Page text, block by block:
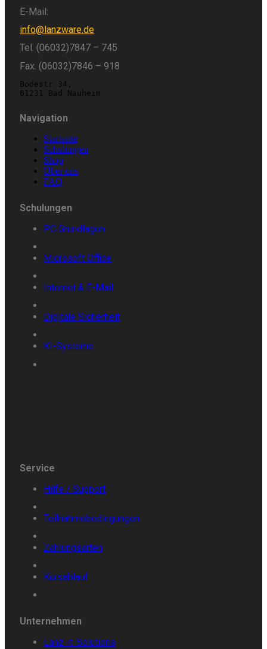
E-Mail:
info@lanzware.de
Tel. (06032)7847 – 745
Fax. (06032)7846 – 918
Bodestr 34,
61231 Bad Nauheim
Navigation
Startseite
Schulungen
Shop
Über uns
FAQ
Schulungen
PC Grundlagen
Microsoft Office
Internet & E-Mail
Digitale Sicherheit
KI-Systeme
Service
Hilfe / Support
Teilnahmebedingungen
Zahlungsarten
Kursablauf
Unternehmen
Lanz-it-Solutions